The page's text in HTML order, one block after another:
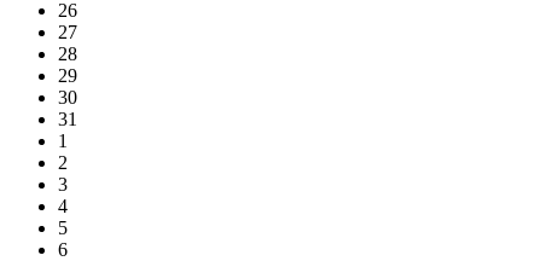
26
27
28
29
30
31
1
2
3
4
5
6